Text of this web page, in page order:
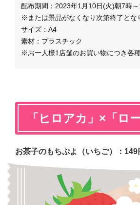
配布期間：2023年1月10日(火)朝7時
※または景品がなくなり次第終了とな
サイズ：A4
素材：プラスチック
※お一人様1店舗のお買い物につき各
「ヒロアカ」×「ロ
お茶子のもちぷよ（いちご）：149